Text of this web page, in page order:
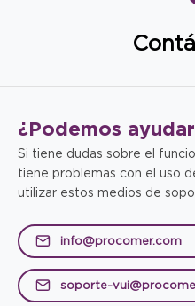
¿Podemos
Si tiene dudas sobre el
tiene problemas con el uso
utilizar estos medios de
info@procomer.com
soporte-